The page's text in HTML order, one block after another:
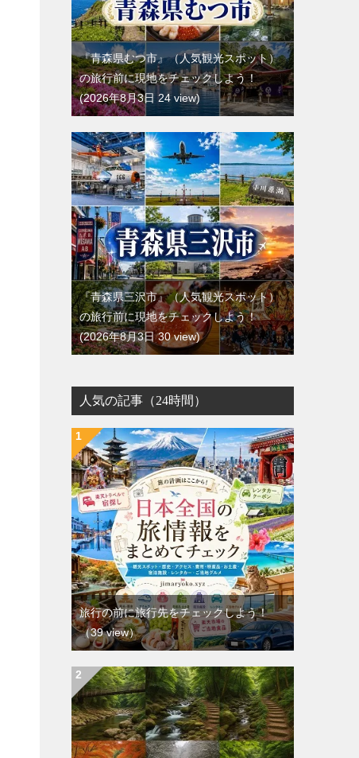
『青森県むつ市』（人気観光スポット）
の旅行前に現地をチェックしよう！
2026年8月3日 24 view
『青森県三沢市』（人気観光スポット）
の旅行前に現地をチェックしよう！
2026年8月3日 30 view
人気の記事（24時間）
旅行の前に旅行先をチェックしよう！
（39 view）